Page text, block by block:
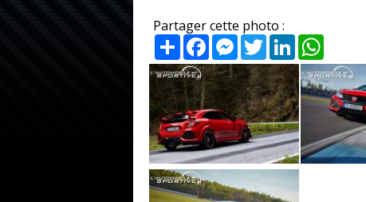
Partager cette photo :
PartagerFacebookMessenger
TwitterLinkedIn